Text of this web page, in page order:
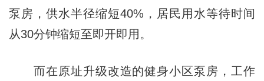
泵房，供水半径缩短40%，居民用水等待时间
从30分钟缩短至即开即用。
而在原址升级改造的健身小区泵房，工作